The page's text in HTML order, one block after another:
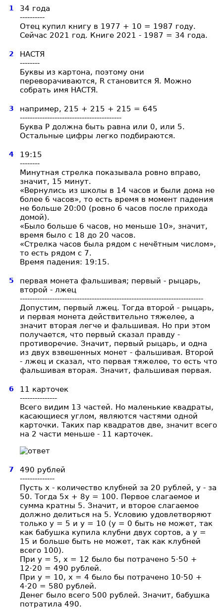
1
34 года
----------
Отец купил книгу в 1977 + 10 = 1987 году.
Сейчас 2021 год. Книге 2021 - 1987 = 34 года.
2
НАСТЯ
--------
Буквы из картона, поэтому они
переворачиваются, R становится Я. Можно
собрать имя НАСТЯ.
3
например, 215 + 215 + 215 = 645
-----------------------------------------
Буква Р должна быть равна или 0, или 5.
Остальные цифры легко подбираются.
4
19:15
--------
Минутная стрелка показывала ровно вправо,
значит, 15 минут.
«Вернулись из школы в 14 часов и были дома не
более 6 часов», то есть время в момент падения
не больше 20:00 (ровно 6 часов после прихода
домой).
«Было больше 6 часов, но меньше 10», значит,
время было с 18 до 20 часов.
«Стрелка часов была рядом с нечётным числом»,
то есть рядом с 7.
Время падения: 19:15.
5
первая монета фальшивая; первый - рыцарь,
второй - лжец
--------------------------------------------------------------------------
Допустим, первый лжец. Тогда второй - рыцарь,
и первая монета действительно тяжелее, а
значит вторая легче и фальшивая. Но при этом
получается, что первый сказал правду -
противоречие. Значит, первый рыцарь, и одна
из двух взвешенных монет - фальшивая. Второй
- лжец и сказал, что первая тяжелее, то есть что
фальшивая вторая. Значит, фальшивая первая.
6
11 карточек
---------------
Всего видим 13 частей. Но маленькие квадраты,
касающиеся углом, являются частями одной
карточки. Таких пар квадратов две, значит всего
на 2 части меньше - 11 карточек.
7
490 рублей
--------------
Пусть х - количество клубней за 20 рублей, у - за
50. Тогда 5х + 8у = 100. Первое слагаемое и
сумма кратны 5. Значит, и второе слагаемое
должно делиться на 5. Условию удовлетворяют
только у = 5 и у = 10 (у = 0 быть не может, так
как бабушка купила клубни двух сортов, а у =
15 и больше быть не может, так как клубней
всего 100).
При у = 5, х = 12 было бы потрачено 5·50 +
12·20 = 490 рублей.
При у = 10, х = 4 было бы потрачено 10·50 +
4·20 = 580 рублей.
Денег было всего 500 рублей. Значит, бабушка
потратила 490.